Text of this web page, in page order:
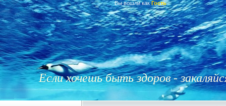
Вы вошли как Гость
Если хочешь быть здоров -